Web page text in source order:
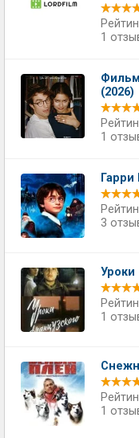
1
Фильм
(2026)
1
3
Уроки
1
1